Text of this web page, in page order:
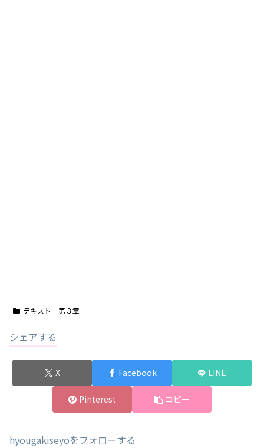
テキスト 第３章
シェアする
X Facebook LINE
Pinterest コピー
hyougakiseyoをフォローする